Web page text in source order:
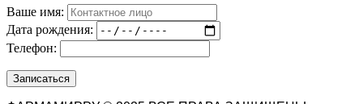
Ваше имя:
Дата рождения:
Телефон: